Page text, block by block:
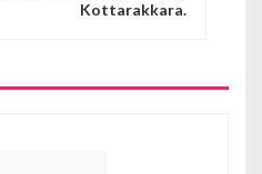
Kottarakkara.